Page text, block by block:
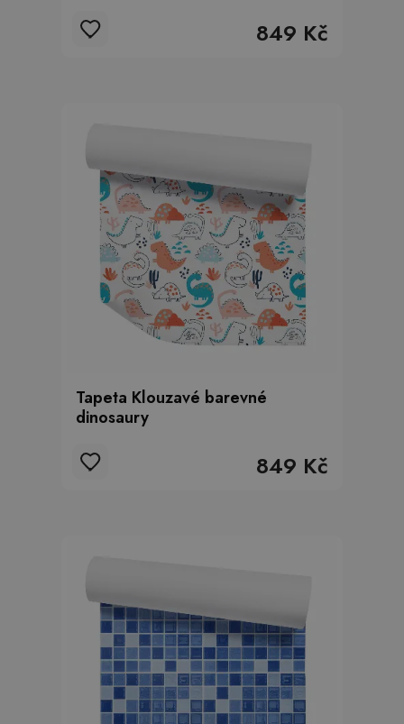
849 Kč
Tapeta Klouzavé barevné
dinosaury
849 Kč